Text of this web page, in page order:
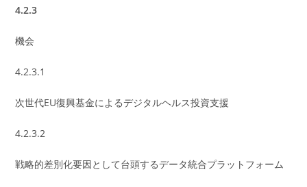
4.2.3
機会
4.2.3.1
次世代EU復興基金によるデジタルヘルス投資支援
4.2.3.2
戦略的差別化要因として台頭するデータ統合プラットフォーム